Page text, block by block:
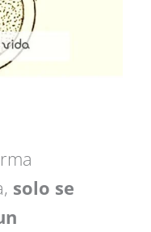
solo se